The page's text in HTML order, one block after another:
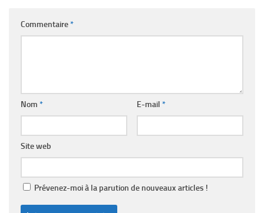
Commentaire*
Nom * E-mail *
Site web
Prévenez-moi à la parution de nouveaux articles !